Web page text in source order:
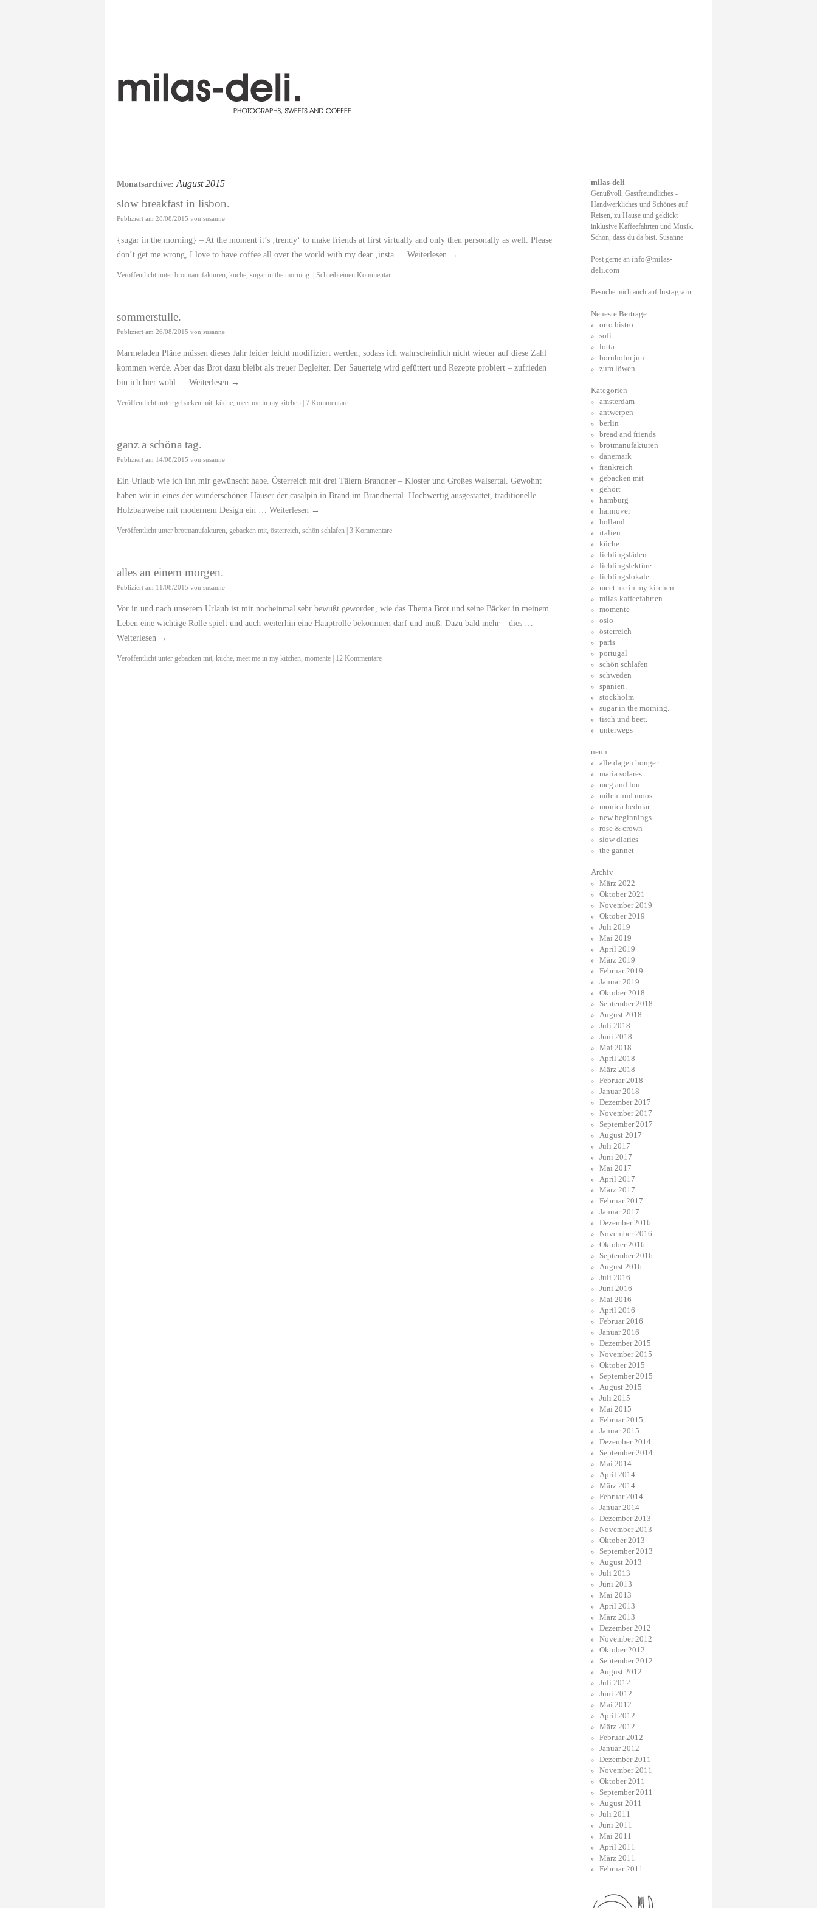
Monatsarchive:August 2015
slow breakfast in lisbon.
Publiziert am 28/08/2015 von susanne
{sugar in the morning} – At the moment it’s ‚trendy‘ to make friends at first virtually and only then personally as well. Please
don’t get me wrong, I love to have coffee all over the world with my dear ‚insta … Weiterlesen →
Veröffentlicht unter brotmanufakturen, küche, sugar in the morning. Schreib einen Kommentar
sommerstulle.
Publiziert am 26/08/2015 von susanne
Marmeladen Pläne müssen dieses Jahr leider leicht modifiziert werden, sodass ich wahrscheinlich nicht wieder auf diese Zahl
kommen werde. Aber das Brot dazu bleibt als treuer Begleiter. Der Sauerteig wird gefüttert und Rezepte probiert – zufrieden
bin ich hier wohl … Weiterlesen →
Veröffentlicht unter gebacken mit, küche, meet me in my kitchen 7 Kommentare
ganz a schöna tag.
Publiziert am 14/08/2015 von susanne
Ein Urlaub wie ich ihn mir gewünscht habe. Österreich mit drei Tälern Brandner – Kloster und Großes Walsertal. Gewohnt
haben wir in eines der wunderschönen Häuser der casalpin in Brand im Brandnertal. Hochwertig ausgestattet, traditionelle
Holzbauweise mit modernem Design ein … Weiterlesen →
Veröffentlicht unter brotmanufakturen, gebacken mit, österreich, schön schlafen 3 Kommentare
alles an einem morgen.
Publiziert am 11/08/2015 von susanne
Vor in und nach unserem Urlaub ist mir nocheinmal sehr bewußt geworden, wie das Thema Brot und seine Bäcker in meinem
Leben eine wichtige Rolle spielt und auch weiterhin eine Hauptrolle bekommen darf und muß. Dazu bald mehr – dies …
Weiterlesen →
Veröffentlicht unter gebacken mit, küche, meet me in my kitchen, momente 12 Kommentare
milas-deli
Genußvoll, Gastfreundliches -
Handwerkliches und Schönes auf
Reisen, zu Hause und geklickt
inklusive Kaffeefahrten und Musik.
Schön, dass du da bist. Susanne
Post gerne an info@milas-
deli.com
Besuche mich auch auf Instagram
Neueste Beiträge
orto.bistro.
sofi.
lotta.
bornholm jun.
zum löwen.
Kategorien
amsterdam
antwerpen
berlin
bread and friends
brotmanufakturen
dänemark
frankreich
gebacken mit
gehört
hamburg
hannover
holland.
italien
küche
lieblingsläden
lieblingslektüre
lieblingslokale
meet me in my kitchen
milas-kaffeefahrten
momente
oslo
österreich
paris
portugal
schön schlafen
schweden
spanien.
stockholm
sugar in the morning.
tisch und beet.
unterwegs
neun
alle dagen honger
maría solares
meg and lou
milch und moos
monica bedmar
new beginnings
rose & crown
slow diaries
the gannet
Archiv
März 2022
Oktober 2021
November 2019
Oktober 2019
Juli 2019
Mai 2019
April 2019
März 2019
Februar 2019
Januar 2019
Oktober 2018
September 2018
August 2018
Juli 2018
Juni 2018
Mai 2018
April 2018
März 2018
Februar 2018
Januar 2018
Dezember 2017
November 2017
September 2017
August 2017
Juli 2017
Juni 2017
Mai 2017
April 2017
März 2017
Februar 2017
Januar 2017
Dezember 2016
November 2016
Oktober 2016
September 2016
August 2016
Juli 2016
Juni 2016
Mai 2016
April 2016
Februar 2016
Januar 2016
Dezember 2015
November 2015
Oktober 2015
September 2015
August 2015
Juli 2015
Mai 2015
Februar 2015
Januar 2015
Dezember 2014
September 2014
Mai 2014
April 2014
März 2014
Februar 2014
Januar 2014
Dezember 2013
November 2013
Oktober 2013
September 2013
August 2013
Juli 2013
Juni 2013
Mai 2013
April 2013
März 2013
Dezember 2012
November 2012
Oktober 2012
September 2012
August 2012
Juli 2012
Juni 2012
Mai 2012
April 2012
März 2012
Februar 2012
Januar 2012
Dezember 2011
November 2011
Oktober 2011
September 2011
August 2011
Juli 2011
Juni 2011
Mai 2011
April 2011
März 2011
Februar 2011